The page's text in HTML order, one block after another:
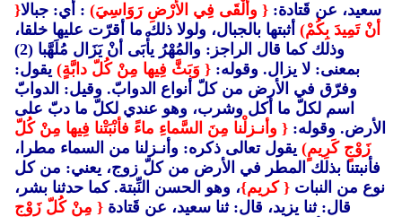
سعيد، عن قَتادة: { وألْقَى فِي الأرْضِ رَوَاسِيَ) : أي: جبالا{
أنْ تَمِيدَ بِكُمْ) أثبتها بالجبال، ولولا ذلك ما أقرّت عليها خلقا،
وذلك كما قال الراجز: والمُهْرُ يأْبَى أنْ يَزَال مُلَهَّبا (2)
بمعنى: لا يزال. وقوله: { وَبَثَّ فِيها مِنْ كُلّ دابَّةٍ) يقول:
وفرّق في الأرض من كلّ أنواع الدوابّ. وقيل: الدوابّ
اسم لكلّ ما أكل وشرب، وهو عندي لكلّ ما دبّ على
الأرض. وقوله: { وأنـزلْنا مِنَ السَّماءِ ماءً فأنْبَتْنا فِيها مِنْ كُلّ
زَوْجٍ كَرِيمٍ) يقول تعالى ذكره: وأنـزلنا من السماء مطرا،
فأنبتنا بذلك المطر في الأرض من كلّ زوج، يعني: من كل
نوع من النبات { كريم}، وهو الحسن النِّبتة. كما حدثنا بشر،
قال: ثنا يزيد، قال: ثنا سعيد، عن قَتادة { مِنْ كُلّ زَوْجٍ